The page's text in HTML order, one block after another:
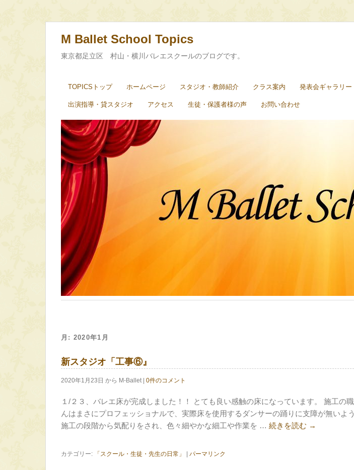
M Ballet School Topics
東京都足立区 村山・横川バレエスクールのブログです。
TOPICSトップ ホームページ スタジオ・教師紹介 クラス案内 発表会ギャラリー
出演指導・貸スタジオ アクセス 生徒・保護者様の声 お問い合わせ
月: 2020年1月
新スタジオ「工事⑥』
2020年1月23日 から M-Ballet | 0件のコメント
１/２３、バレエ床が完成しました！！ とても良い感触の床になっています。 施工の
んはまさにプロフェッショナルで、実際床を使用するダンサーの踊りに支障が無いよう
施工の段階から気配りをされ、色々細やかな細工や作業を … 続きを読む →
カテゴリー: 「スクール・生徒・先生の日常」 パーマリンク